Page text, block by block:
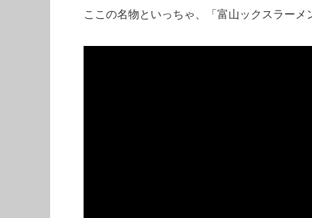
ここの名物といっちゃ、「富山ックスラーメ